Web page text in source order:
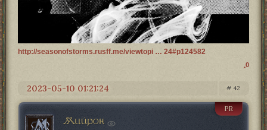
http://seasonofstorms.rusff.me/viewtopi … 24#p124582
0
42
2023-05-10 01:21:24
Мийрон
PR